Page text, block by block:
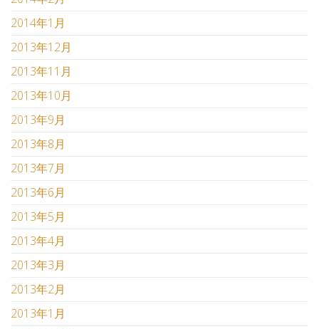
2014年1月
2013年12月
2013年11月
2013年10月
2013年9月
2013年8月
2013年7月
2013年6月
2013年5月
2013年4月
2013年3月
2013年2月
2013年1月